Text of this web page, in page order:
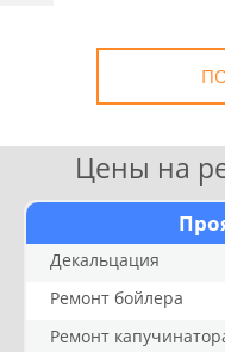
Цены на
Декальцация
Ремонт бойлера
Ремонт